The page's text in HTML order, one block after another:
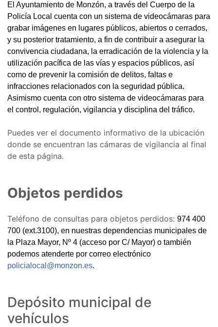
El Ayuntamiento de Monzón, a través del Cuerpo de la
Policía Local cuenta con un sistema de videocámaras para
grabar imágenes en lugares públicos, abiertos o cerrados,
y su posterior tratamiento, a fin de contribuir a asegurar la
convivencia ciudadana, la erradicación de la violencia y la
utilización pacífica de las vías y espacios públicos, así
como de prevenir la comisión de delitos, faltas e
infracciones relacionados con la seguridad pública.
Asimismo cuenta con otro sistema de videocámaras para
el control, regulación, vigilancia y disciplina del tráfico.
Puedes ver el documento informativo de la ubicación
donde se encuentran las cámaras de vigilancia al final
de esta página.
Objetos perdidos
Teléfono de consultas para objetos perdidos: 974 400
700 (ext.3100), en nuestras dependencias municipales de
la Plaza Mayor, Nº 4 (acceso por C/ Mayor) o también
podemos atenderte por correo electrónico
policialocal@monzon.es.
Depósito municipal de
vehículos